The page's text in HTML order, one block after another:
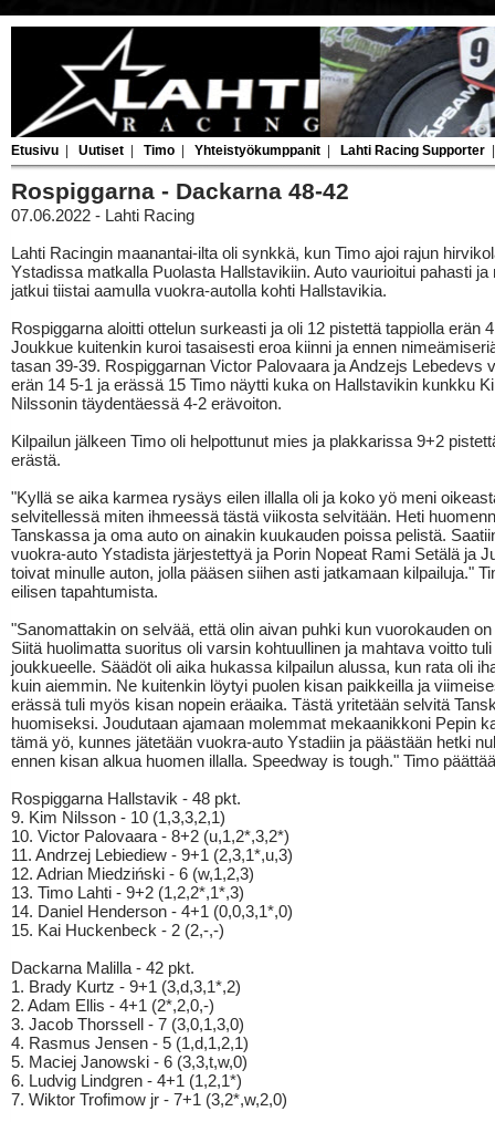
Etusivu Uutiset Timo Yhteistyökumppanit Lahti Racing Supporter
Rospiggarna - Dackarna 48-42
07.06.2022 - Lahti Racing
Lahti Racingin maanantai-ilta oli synkkä, kun Timo ajoi rajun
Ystadissa matkalla Puolasta Hallstavikiin. Auto vaurioitui pahasti ja
jatkui tiistai aamulla vuokra-autolla kohti Hallstavikia.
Rospiggarna aloitti ottelun surkeasti ja oli 12 pistettä tappiolla erän
Joukkue kuitenkin kuroi tasaisesti eroa kiinni ja ennen
tasan 39-39. Rospiggarnan Victor Palovaara ja Andzejs Lebedevs
erän 14 5-1 ja erässä 15 Timo näytti kuka on Hallstavikin kunkku
Nilssonin täydentäessä 4-2 erävoiton.
Kilpailun jälkeen Timo oli helpottunut mies ja plakkarissa 9+2
erästä.
"Kyllä se aika karmea rysäys eilen illalla oli ja koko yö meni
selvitellessä miten ihmeessä tästä viikosta selvitään. Heti
Tanskassa ja oma auto on ainakin kuukauden poissa pelistä.
vuokra-auto Ystadista järjestettyä ja Porin Nopeat Rami Setälä ja
toivat minulle auton, jolla pääsen siihen asti jatkamaan kilpailuja."
eilisen tapahtumista.
"Sanomattakin on selvää, että olin aivan puhki kun vuorokauden
Siitä huolimatta suoritus oli varsin kohtuullinen ja mahtava voitto tuli
joukkueelle. Säädöt oli aika hukassa kilpailun alussa, kun rata oli
kuin aiemmin. Ne kuitenkin löytyi puolen kisan paikkeilla ja
erässä tuli myös kisan nopein eräaika. Tästä yritetään selvitä
huomiseksi. Joudutaan ajamaan molemmat mekaanikkoni Pepin
tämä yö, kunnes jätetään vuokra-auto Ystadiin ja päästään hetki
ennen kisan alkua huomen illalla. Speedway is tough." Timo
Rospiggarna Hallstavik - 48 pkt.
9. Kim Nilsson - 10 (1,3,3,2,1)
10. Victor Palovaara - 8+2 (u,1,2*,3,2*)
11. Andrzej Lebiediew - 9+1 (2,3,1*,u,3)
12. Adrian Miedziński - 6 (w,1,2,3)
13. Timo Lahti - 9+2 (1,2,2*,1*,3)
14. Daniel Henderson - 4+1 (0,0,3,1*,0)
15. Kai Huckenbeck - 2 (2,-,-)
Dackarna Malilla - 42 pkt.
1. Brady Kurtz - 9+1 (3,d,3,1*,2)
2. Adam Ellis - 4+1 (2*,2,0,-)
3. Jacob Thorssell - 7 (3,0,1,3,0)
4. Rasmus Jensen - 5 (1,d,1,2,1)
5. Maciej Janowski - 6 (3,3,t,w,0)
6. Ludvig Lindgren - 4+1 (1,2,1*)
7. Wiktor Trofimow jr - 7+1 (3,2*,w,2,0)